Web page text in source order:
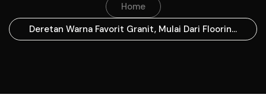
Home
Deretan Warna Favorit Granit, Mulai Dari Flooring
hingga Wall